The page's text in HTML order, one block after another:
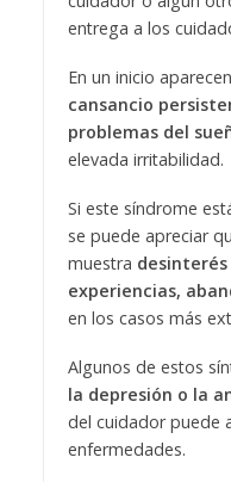
entrega a los
En un inicio
cansancio
problemas del
elevada irritabilidad.
Si este síndrome
se puede apreciar
muestra desinterés
experiencias,
en los casos más
Algunos de estos
la depresión o la
del cuidador puede
enfermedades.